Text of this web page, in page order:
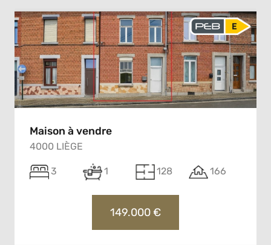
Maison à vendre
4000 LIÈGE
3 1 128 166
149.000 €